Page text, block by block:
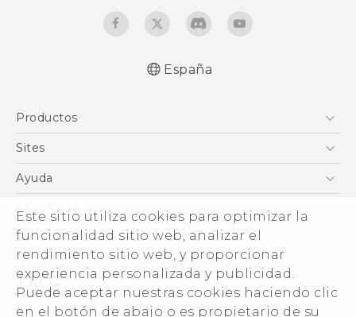
Este sitio utiliza cookies para optimizar la
funcionalidad sitio web, analizar el
rendimiento sitio web, y proporcionar
experiencia personalizada y publicidad.
Puede aceptar nuestras cookies haciendo clic
en el botón de abajo o es propietario de su
seguridad
English - Safety and regulatory guide
España
Productos
Smartphones
VIVE
Accesorios
Sites
HTC Vive
Inicio
Ayuda
eCommerce Support
About HTC
ESG
Información corporativa
Inversores (inglés)
Cookie Preferences